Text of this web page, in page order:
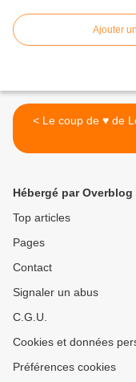
Ajouter
< Le coup de ♥ de
Hébergé par Overblog
Top articles
Pages
Contact
Signaler un abus
C.G.U.
Cookies et données
Préférences cookies